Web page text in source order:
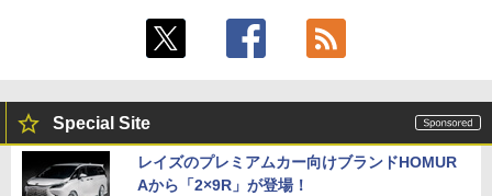
Special Site
レイズのプレミアムカー向けブランドHOMUR
Aから「2×9R」が登場！